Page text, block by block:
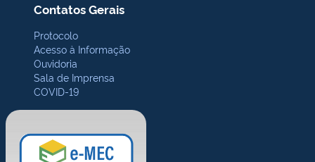
Contatos Gerais
Protocolo
Acesso à Informação
Ouvidoria
Sala de Imprensa
COVID-19